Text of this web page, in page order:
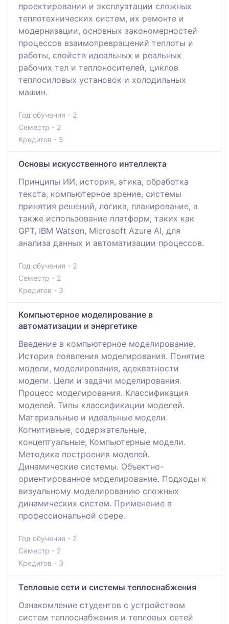
проектировании и эксплуатации сложных
теплотехнических систем, их ремонте и
модернизации, основных закономерностей
процессов взаимопревращений теплоты и
работы, свойств идеальных и реальных
рабочих тел и теплоносителей, циклов
теплосиловых установок и холодильных
машин.
Год обучения - 2
Семестр - 2
Кредитов - 5
Основы искусственного интеллекта
Принципы ИИ, история, этика, обработка
текста, компьютерное зрение, системы
принятия решений, логика, планирование, а
также использование платформ, таких как
GPT, IBM Watson, Microsoft Azure AI, для
анализа данных и автоматизации процессов.
Год обучения - 2
Семестр - 2
Кредитов - 3
Компьютерное моделирование в
автоматизации и энергетике
Введение в компьютерное моделирование.
История появления моделирования. Понятие
модели, моделирования, адекватности
модели. Цели и задачи моделирования.
Процесс моделирования. Классификация
моделей. Типы классификации моделей.
Материальные и идеальные модели.
Когнитивные, содержательные,
концептуальные, Компьютерные модели.
Методика построения моделей.
Динамические системы. Объектно-
ориентированное моделирование. Подходы к
визуальному моделированию сложных
динамических систем. Применение в
профессиональной сфере.
Год обучения - 2
Семестр - 2
Кредитов - 3
Тепловые сети и системы теплоснабжения
Ознакомление студентов с устройством
систем теплоснабжения и тепловых сетей